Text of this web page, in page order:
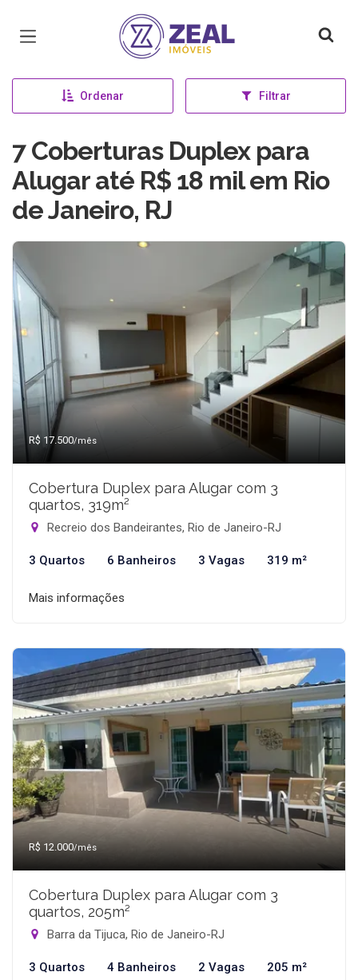
Página inicial
Ordenar Filtrar
7 Coberturas Duplex para
Alugar até R$ 18 mil em Rio
de Janeiro, RJ
R$ 17.500/mês
Cobertura Duplex para Alugar com 3
quartos, 319m²
Recreio dos Bandeirantes, Rio de Janeiro-RJ
3 Quartos 6 Banheiros 3 Vagas 319 m²
Mais informações
R$ 12.000/mês
Cobertura Duplex para Alugar com 3
quartos, 205m²
Barra da Tijuca, Rio de Janeiro-RJ
3 Quartos 4 Banheiros 2 Vagas 205 m²